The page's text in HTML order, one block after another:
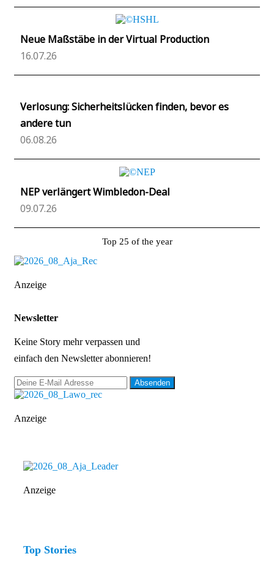
Neue Maßstäbe in der Virtual Production
16.07.26
Verlosung: Sicherheitslücken finden, bevor es
andere tun
06.08.26
NEP verlängert Wimbledon-Deal
09.07.26
Top 25 of the year
Anzeige
Newsletter
Keine Story mehr verpassen und
einfach den Newsletter abonnieren!
Anzeige
Anzeige
Top Stories